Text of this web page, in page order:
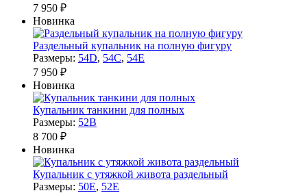
7 950 ₽
Новинка
Раздельный купальник на полную фигуру
Размеры: 54D, 54C, 54E
7 950 ₽
Новинка
Купальник танкини для полных
Размеры: 52B
8 700 ₽
Новинка
Купальник с утяжкой живота раздельный
Размеры: 50E, 52E